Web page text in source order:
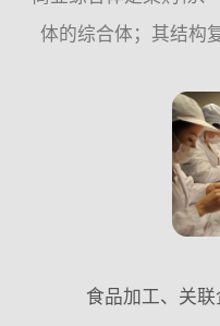
体的综合体；其结构
统、线路系统、绿化
圾房组
食品加工、关